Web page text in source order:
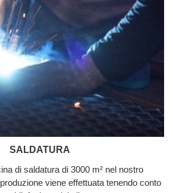
SALDATURA
di saldatura di 3000 m² nel nostro
viene effettuata tenendo conto